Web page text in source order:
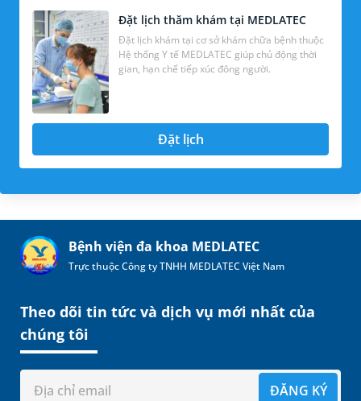
Đặt lịch thăm khám tại MEDLATEC
Đặt lịch khám tại cơ sở khám chữa bệnh thuộc
Hệ thống Y tế MEDLATEC giúp chủ động thời
gian, hạn chế tiếp xúc đông người.
Đặt lịch
Bệnh viện đa khoa MEDLATEC
Trực thuộc Công ty TNHH MEDLATEC Việt Nam
Theo dõi tin tức và dịch vụ mới nhất của
chúng tôi
ĐĂNG KÝ